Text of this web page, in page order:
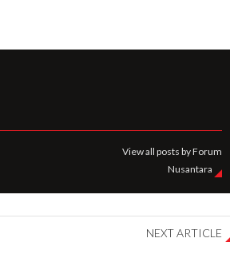
View all posts by Forum
Nusantara
NEXT ARTICLE